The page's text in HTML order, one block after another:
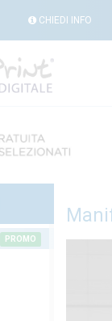
CHIEDI INFO
PROMO